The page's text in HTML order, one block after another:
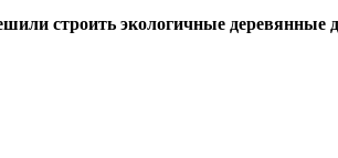
строить экологичные деревянные